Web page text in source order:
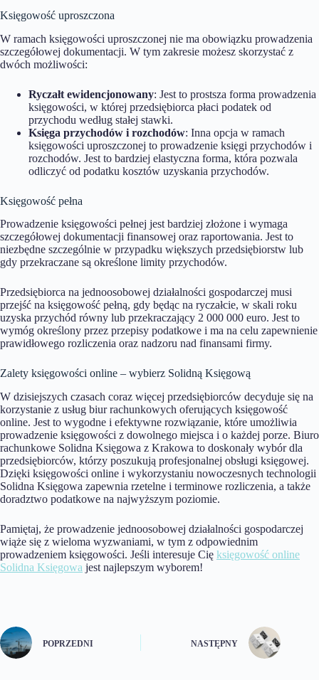
Księgowość uproszczona
W ramach księgowości uproszczonej nie ma obowiązku prowadzenia
szczegółowej dokumentacji. W tym zakresie możesz skorzystać z
dwóch możliwości:
Ryczałt ewidencjonowany: Jest to prostsza forma prowadzenia
księgowości, w której przedsiębiorca płaci podatek od
przychodu według stałej stawki.
Księga przychodów i rozchodów: Inna opcja w ramach
księgowości uproszczonej to prowadzenie księgi przychodów i
rozchodów. Jest to bardziej elastyczna forma, która pozwala
odliczyć od podatku kosztów uzyskania przychodów.
Księgowość pełna
Prowadzenie księgowości pełnej jest bardziej złożone i wymaga
szczegółowej dokumentacji finansowej oraz raportowania. Jest to
niezbędne szczególnie w przypadku większych przedsiębiorstw lub
gdy przekraczane są określone limity przychodów.
Przedsiębiorca na jednoosobowej działalności gospodarczej musi
przejść na księgowość pełną, gdy będąc na ryczałcie, w skali roku
uzyska przychód równy lub przekraczający 2 000 000 euro. Jest to
wymóg określony przez przepisy podatkowe i ma na celu zapewnienie
prawidłowego rozliczenia oraz nadzoru nad finansami firmy.
Zalety księgowości online – wybierz Solidną Księgową
W dzisiejszych czasach coraz więcej przedsiębiorców decyduje się na
korzystanie z usług biur rachunkowych oferujących księgowość
online. Jest to wygodne i efektywne rozwiązanie, które umożliwia
prowadzenie księgowości z dowolnego miejsca i o każdej porze. Biuro
rachunkowe Solidna Księgowa z Krakowa to doskonały wybór dla
przedsiębiorców, którzy poszukują profesjonalnej obsługi księgowej.
Dzięki księgowości online i wykorzystaniu nowoczesnych technologii
Solidna Księgowa zapewnia rzetelne i terminowe rozliczenia, a także
doradztwo podatkowe na najwyższym poziomie.
Pamiętaj, że prowadzenie jednoosobowej działalności gospodarczej
wiąże się z wieloma wyzwaniami, w tym z odpowiednim
prowadzeniem księgowości. Jeśli interesuje Cię księgowość online
Solidna Księgowa jest najlepszym wyborem!
POPRZEDNI NASTĘPNY